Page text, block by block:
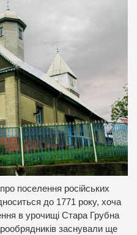
поселення російських
до 1771 року, хоча
в урочищі Стара Грубна
заснували ще